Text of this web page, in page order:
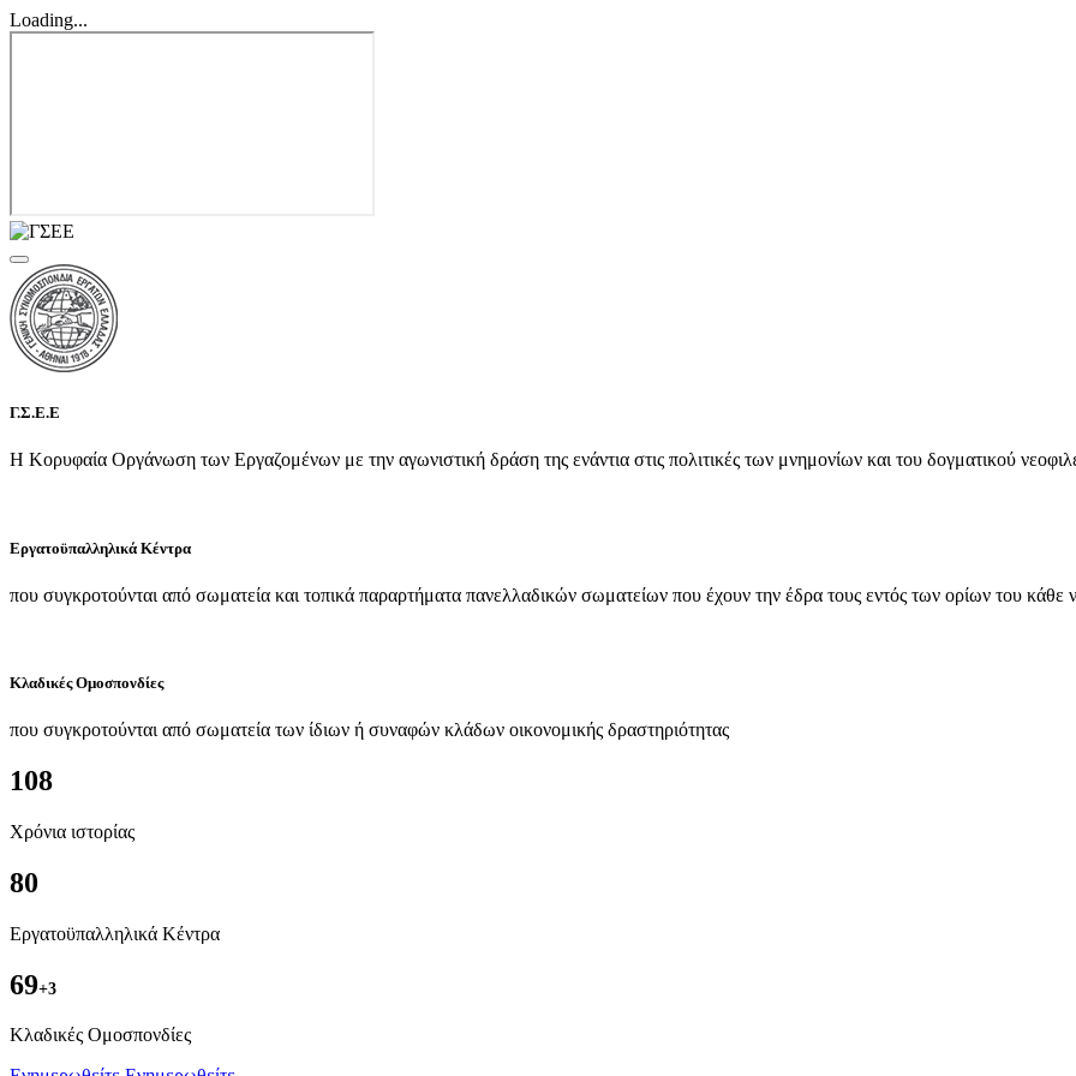
Loading...
Γ.Σ.Ε.Ε
Η Κορυφαία Οργάνωση των Εργαζομένων με την αγωνιστική δράση της ενάντια στις πολιτικές των μνημονίων και του δογματικού
Εργατοϋπαλληλικά Κέντρα
που συγκροτούνται από σωματεία και τοπικά παραρτήματα πανελλαδικών σωματείων που έχουν την έδρα τους εντός των ορίων του κάθε
Κλαδικές Ομοσπονδίες
που συγκροτούνται από σωματεία των ίδιων ή συναφών κλάδων οικονομικής δραστηριότητας
108
Χρόνια ιστορίας
80
Εργατοϋπαλληλικά Κέντρα
69+3
Kλαδικές Ομοσπονδίες